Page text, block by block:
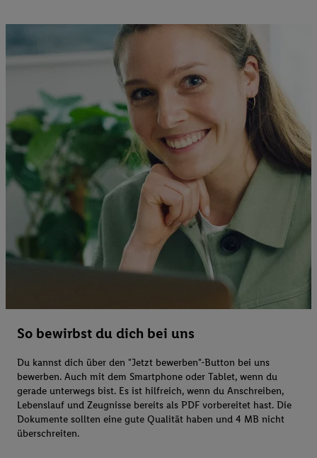
So bewirbst du dich bei uns
Du kannst dich über den "Jetzt bewerben"-Button bei uns
bewerben. Auch mit dem Smartphone oder Tablet, wenn du
gerade unterwegs bist. Es ist hilfreich, wenn du Anschreiben,
Lebenslauf und Zeugnisse bereits als PDF vorbereitet hast. Die
Dokumente sollten eine gute Qualität haben und 4 MB nicht
überschreiten.